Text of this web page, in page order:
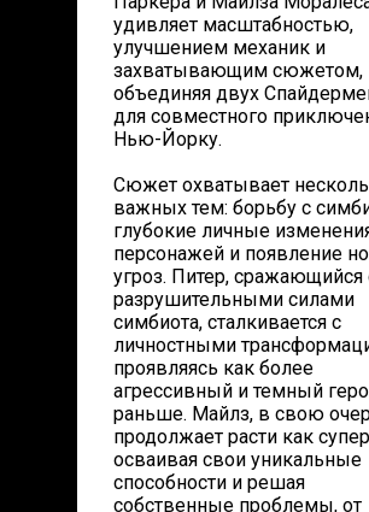
удивляет масштабностью,
улучшением механик и
захватывающим сюжетом,
объединяя двух
для совместного
Нью-Йорку.
Сюжет охватывает
важных тем: борьбу с
глубокие личные
персонажей и появление
угроз. Питер, сражающийся
разрушительными силами
симбиота, сталкивается с
личностными
проявляясь как более
агрессивный и темный
раньше. Майлз, в свою
продолжает расти как
осваивая свои уникальные
способности и решая
собственные проблемы, от